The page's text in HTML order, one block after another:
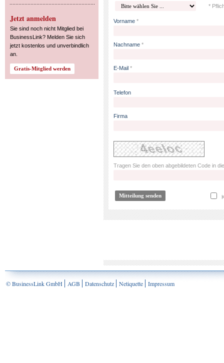
Jetzt anmelden
Sie sind noch nicht Mitglied bei
BusinessLink? Melden Sie sich
jetzt kostenlos und unverbindlich
an.
*
Vorname *
Nachname *
E-Mail *
Telefon
Firma
Tragen Sie den oben abgebildeten Code in
© BusinessLink GmbH AGB Datenschutz Netiquette Impressum